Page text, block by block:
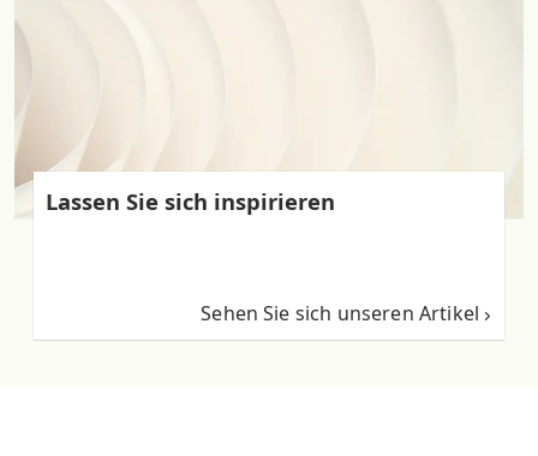
Lassen Sie sich inspirieren
Sehen Sie sich unseren Artikel